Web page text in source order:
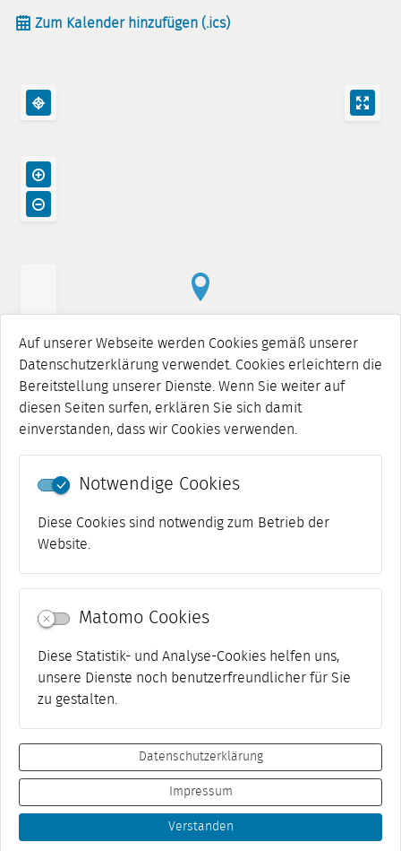
Auf unserer Webseite werden Cookies gemäß unserer
Datenschutzerklärung verwendet. Cookies erleichtern die
Bereitstellung unserer Dienste. Wenn Sie weiter auf
diesen Seiten surfen, erklären Sie sich damit
einverstanden, dass wir Cookies verwenden.
Notwendige Cookies
Diese Cookies sind notwendig zum Betrieb der
Website.
Matomo Cookies
Diese Statistik- und Analyse-Cookies helfen uns,
unsere Dienste noch benutzerfreundlicher für Sie
zu gestalten.
Datenschutzerklärung
Impressum
Verstanden
Zum Kalender hinzufügen (.ics)
Datenschutz
Netiquette
Kontakt
Presse Suche
Barrierefreiheit
Transparenz